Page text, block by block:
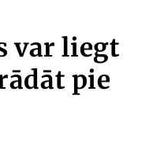
var liegt
pie